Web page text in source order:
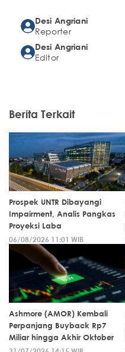
Desi Angriani
Reporter
Desi Angriani
Editor
Berita Terkait
Prospek UNTR Dibayangi
Impairment, Analis Pangkas
Proyeksi Laba
06/08/2026 11:01 WIB
Ashmore (AMOR) Kembali
Perpanjang Buyback Rp7
Miliar hingga Akhir Oktober